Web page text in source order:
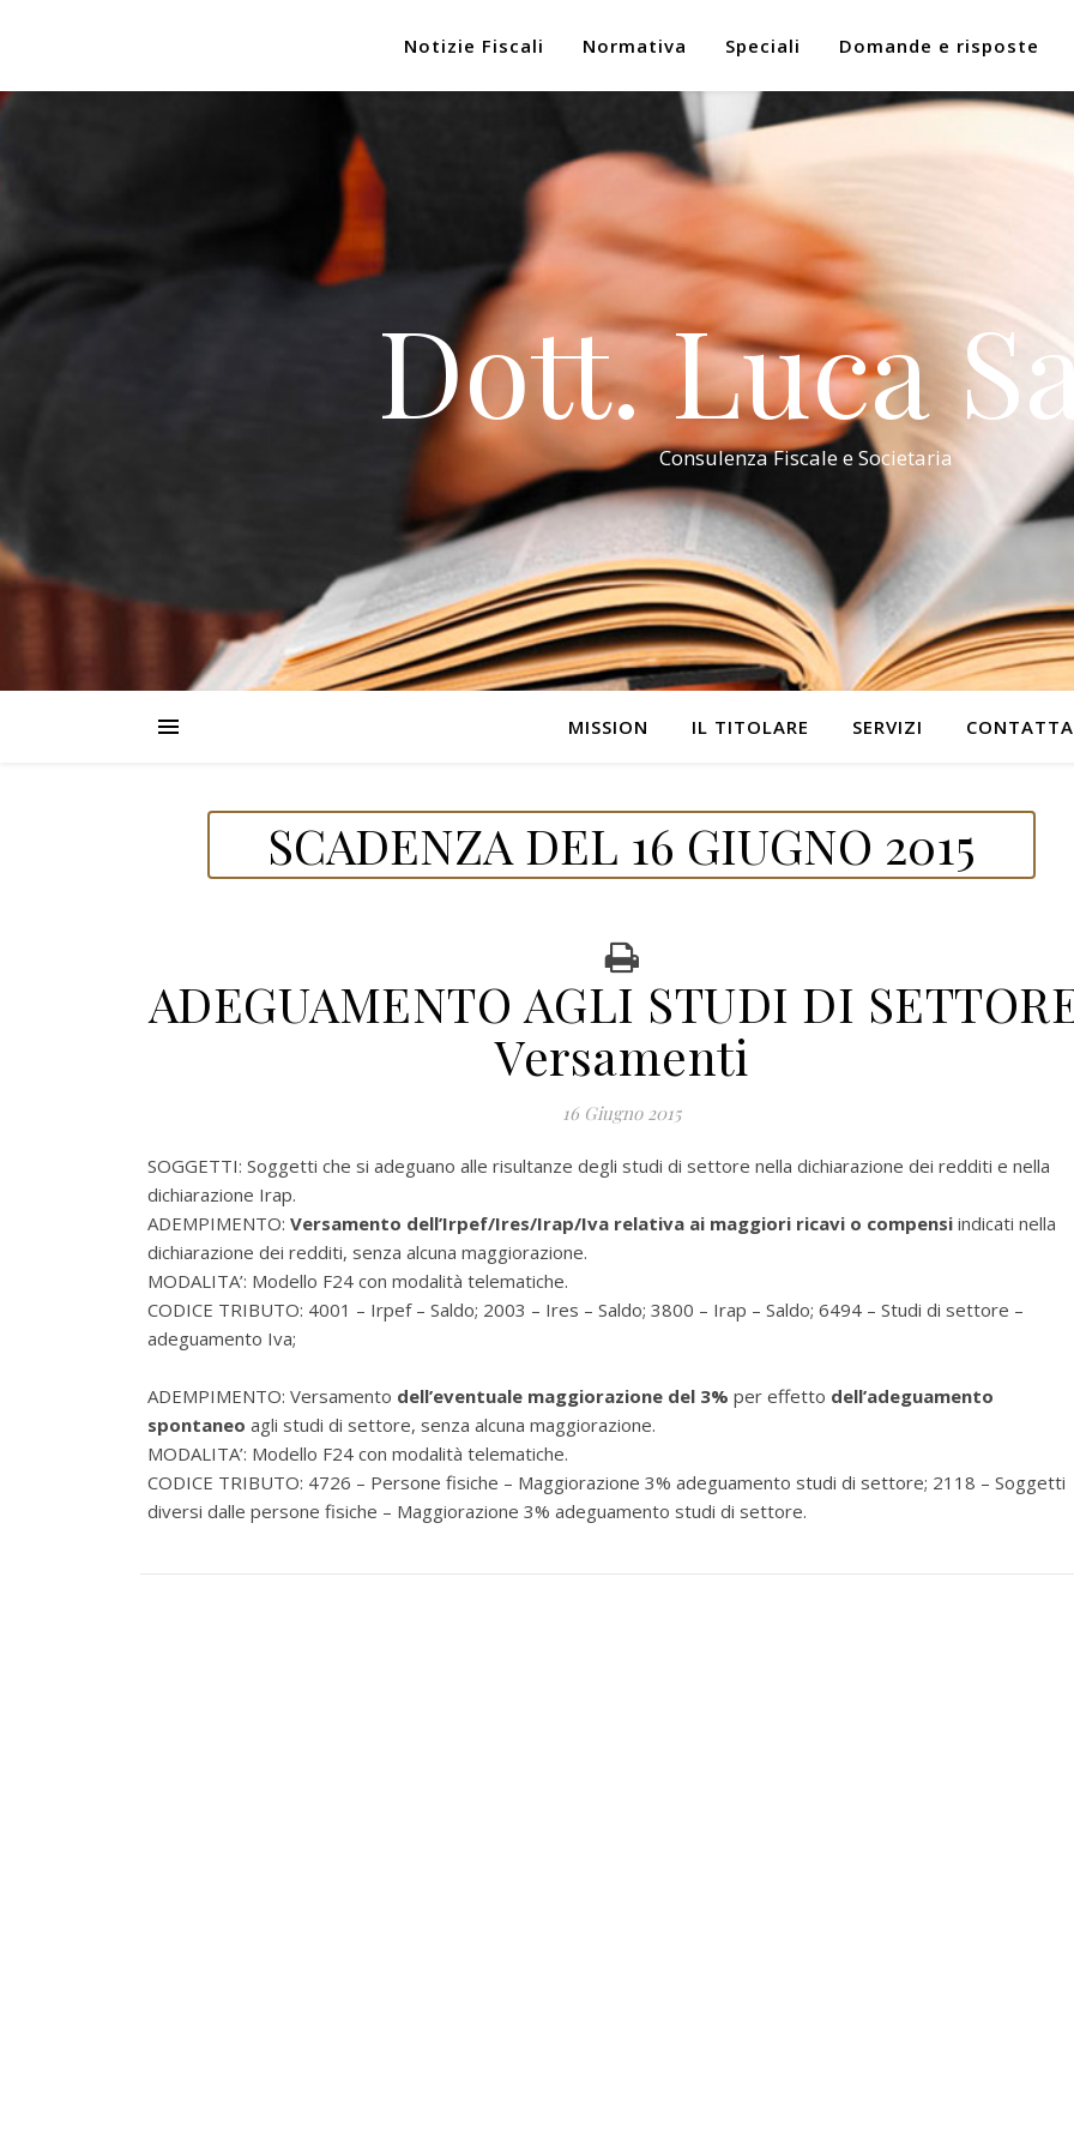
Notizie Fiscali Normativa Speciali Domande e risposte
Dott. Luca
Consulenza Fiscale e Societaria
MISSION IL TITOLARE SERVIZI
SCADENZA DEL 16 GIUGNO 2015
ADEGUAMENTO AGLI STUDI DI
Versamenti
16 Giugno 2015
SOGGETTI: Soggetti che si adeguano alle risultanze degli studi di settore nella dichiarazione dei redditi e nella
dichiarazione Irap.
ADEMPIMENTO: Versamento dell’Irpef/Ires/Irap/Iva relativa ai maggiori ricavi o compensi indicati nella
dichiarazione dei redditi, senza alcuna maggiorazione.
MODALITA’: Modello F24 con modalità telematiche.
CODICE TRIBUTO: 4001 – Irpef – Saldo; 2003 – Ires – Saldo; 3800 – Irap – Saldo; 6494 – Studi di settore –
adeguamento Iva;
ADEMPIMENTO: Versamento dell’eventuale maggiorazione del 3% per effetto dell’adeguamento
spontaneo agli studi di settore, senza alcuna maggiorazione.
MODALITA’: Modello F24 con modalità telematiche.
CODICE TRIBUTO: 4726 – Persone fisiche – Maggiorazione 3% adeguamento studi di settore; 2118 – Soggetti
diversi dalle persone fisiche – Maggiorazione 3% adeguamento studi di settore.